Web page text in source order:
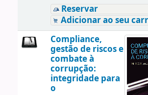
Reservar
Adicionar ao seu
Compliance,
gestão de riscos e
combate à
corrupção:
integridade para
o